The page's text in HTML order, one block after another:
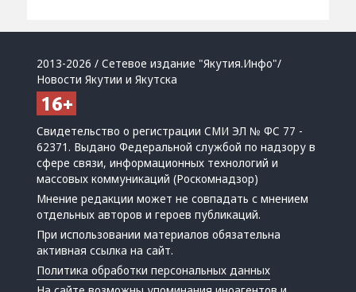
2013-2026 / Сетевое издание "Якутия.Инфо"/
Новости Якутии и Якутска
Свидетельство о регистрации СМИ ЭЛ № ФС 77 -
62371. Выдано Федеральной службой по надзору в
сфере связи, информационных технологий и
массовых коммуникаций (Роскомнадзор)
Мнение редакции может не совпадать с мнением
отдельных авторов и героев публикаций.
При использовании материалов обязательна
активная ссылка на сайт.
Политика обработки персональных данных